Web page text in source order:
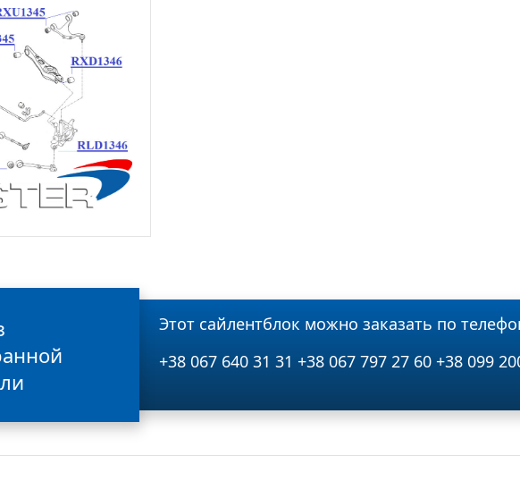
Этот сайлентблок можно заказать по
+38 067 640 31 31 +38 067 797 27 60 +38 099